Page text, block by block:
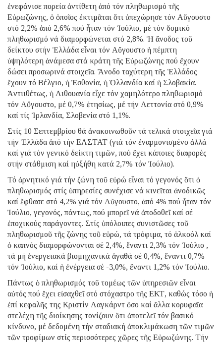
ἐνεφάνισε πορεία ἀντίθετη ἀπό τόν πληθωρισμό τῆς
Εὐρωζώνης, ὁ ὁποῖος ἐκτιμᾶται ὅτι ὑπεχώρησε τόν Αὔγουστο
στό 2,2% ἀπό 2,6% πού ἦταν τόν Ἰούλιο, μέ τόν δομικό
πληθωρισμό νά διαμορφώνεται στό 2,8%. Ἡ ἄνοδος τοῦ
δείκτου στήν Ἑλλάδα εἶναι τόν Αὔγουστο ἡ πέμπτη
ὑψηλότερη ἀνάμεσα στά κράτη τῆς Εὐρωζώνης πού ἔχουν
δώσει προσωρινά στοιχεῖα. Ἄνοδο ταχύτερη τῆς Ἑλλάδος
ἔχουν τό Βέλγιο, ἡ Ἐσθονία, ἡ Ὁλλανδία καί ἡ Σλοβακία.
Ἀντιιθέτως, ἡ Λιθουανία εἶχε τόν χαμηλότερο πληθωρισμό
τόν Αὔγουστο, μέ 0,7% ἐτησίως, μέ τήν Λεττονία στό 0,9%
καί τίς Ἰρλανδία, Σλοβενία στό 1,1%.
Στίς 10 Σεπτεμβρίου θά ἀνακοινωθοῦν τά τελικά στοιχεῖα γιά
τήν Ἑλλάδα ἀπό τήν ΕΛΣΤΑΤ (γιά τόν ἐναρμονισμένο ἀλλά
καί γιά τόν γενικό δείκτη τιμῶν, πού ἔχει κάποιες διαφορές
στήν στάθμιση καί ηὐξήθη κατά 2,7% τόν Ἰούλιο).
Τό ἀρνητικό γιά τήν ζώνη τοῦ εὐρώ εἶναι τό γεγονός ὅτι ὁ
πληθωρισμός στίς ὑπηρεσίες συνέχισε νά κινεῖται ἀνοδικῶς
καί ἔφθασε στό 4,2% γιά τόν Αὔγουστο, ἀπό 4% πού ἦταν τόν
Ἰούλιο, γεγονός, πάντως, πού μπορεῖ νά ἀποδοθεῖ καί σέ
ἐποχικούς παράγοντες. Στίς ὑπόλοιπες συνιστῶσες τοῦ
πληθωρισμοῦ τῆς ζώνης τοῦ εὐρώ, τά τρόφιμα, τό ἀλκοόλ καί
ὁ καπνός διαμορφώνονται σέ 2,4%, ἔναντι 2,3% τόν Ἰούλιο ,
τά μή ἐνεργειακά βιομηχανικά ἀγαθά σέ 0,4%, ἔναντι 0,7%
τόν Ἰούλιο, καί ἡ ἐνέργεια σέ -3,0%, ἔναντι 1,2% τόν Ἰούλιο.
Πάντως ὁ πληθωρισμός τοῦ τομέως τῶν ὑπηρεσιῶν εἶναι
αὐτός πού ἔχει εἰσαχθεῖ στό στόχαστρο τῆς ΕΚΤ, καθώς τόσο ἡ
ἐπί κεφαλῆς της Κριστίν Λαγκάρντ ὅσο καί ἄλλα κορυφαῖα
στελέχη τῆς διοίκησης τονίζουν ὅτι ἀποτελεῖ τόν βασικό
κίνδυνο, μέ δεδομένη τήν σταδιακή ἀποκλιμάκωση τῶν τιμῶν
τῶν τροφίμων στίς περισσότερες χῶρες τῆς Εὐρωζώνης. Τήν